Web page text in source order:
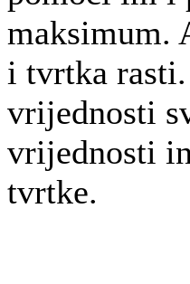
maksimum.
i tvrtka
vrijednosti
vrijednosti
tvrtke.